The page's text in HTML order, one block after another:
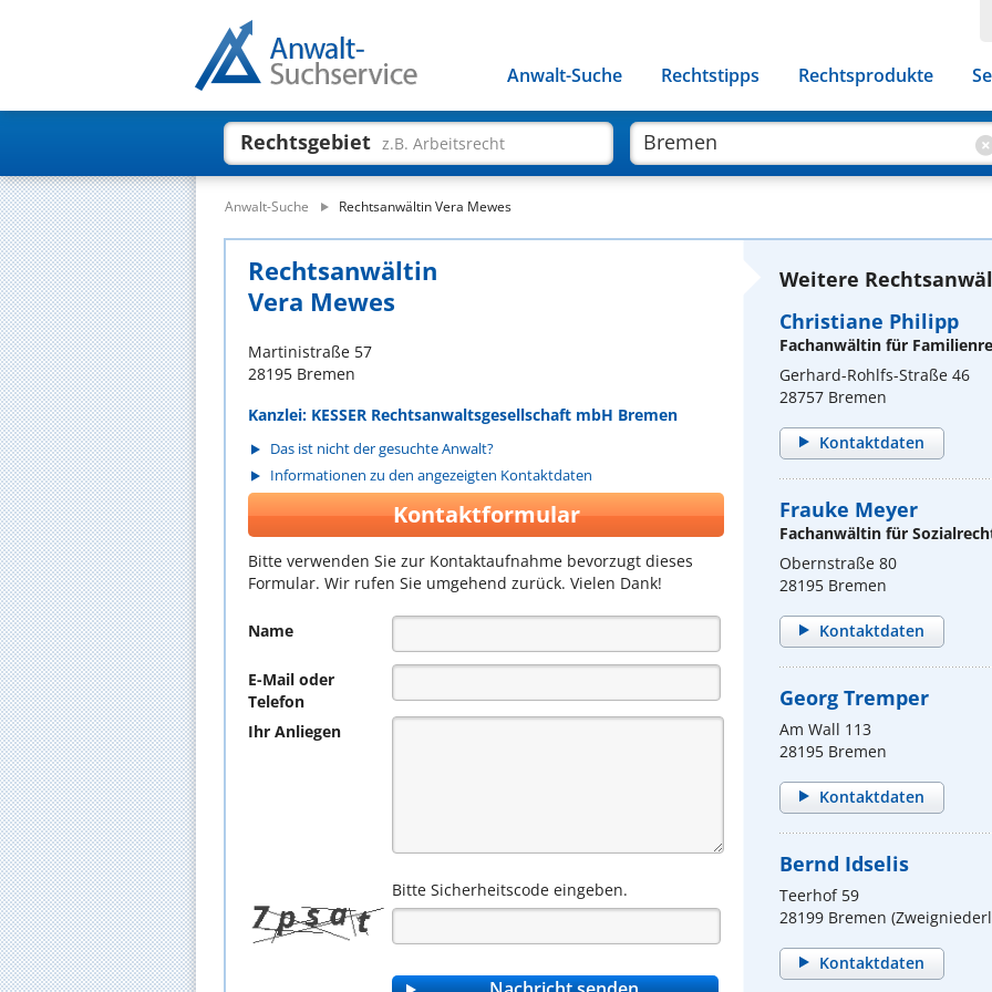
Anwalt-Suche Rechtstipps Rechtsprodukte
Rechtsgebiet z.B. Arbeitsrecht
Anwalt-Suche Rechtsanwältin Vera Mewes
Rechtsanwältin
Vera Mewes
Martinistraße 57
28195 Bremen
Kanzlei: KESSER Rechtsanwaltsgesellschaft mbH Bremen
Das ist nicht der gesuchte Anwalt?
Informationen zu den angezeigten Kontaktdaten
Kontaktformular
Bitte verwenden Sie zur Kontaktaufnahme bevorzugt dieses
Formular. Wir rufen Sie umgehend zurück. Vielen Dank!
Name
E-Mail oder
Telefon
Ihr Anliegen
Bitte Sicherheitscode eingeben.
Weitere
Christiane Philipp
Fachanwältin für
Gerhard-Rohlfs-Straße 46
28757 Bremen
Kontaktdaten
Frauke Meyer
Fachanwältin für
Obernstraße 80
28195 Bremen
Kontaktdaten
Georg Tremper
Am Wall 113
28195 Bremen
Kontaktdaten
Bernd Idselis
Teerhof 59
28199 Bremen
Kontaktdaten